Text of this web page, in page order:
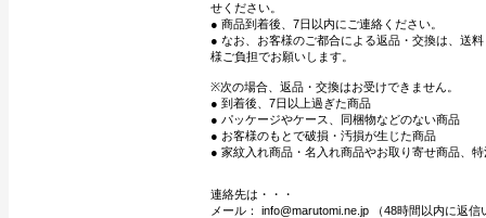
せください。
● 商品到着後、7日以内にご連絡ください。
● なお、お客様のご都合による返品・交換は、送
様ご負担でお願いします。
※次の場合、返品・交換はお受けできません。
● 到着後、7日以上過ぎた商品
● パッケージやケース、同梱物などのない商品
● お客様のもとで破損・汚損が生じた商品
● 家紋入れ商品・名入れ商品やお取り寄せ商品、
連絡先は・・・
メール： info@marutomi.ne.jp （48時間以内に返信